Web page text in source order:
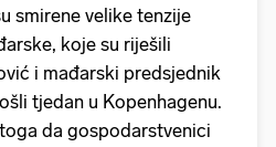
smirene velike tenzije
koje su riješili
i mađarski predsjednik
tjedan u Kopenhagenu.
da gospodarstvenici